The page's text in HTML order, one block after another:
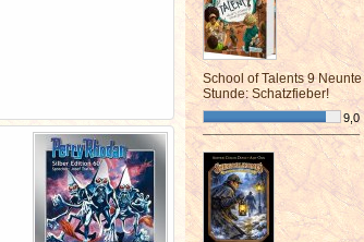
School of Talents 9 Neunte
Stunde: Schatzfieber!
9,0
¯¯¯¯¯¯¯¯¯¯¯¯¯¯¯¯¯¯¯¯¯¯¯¯